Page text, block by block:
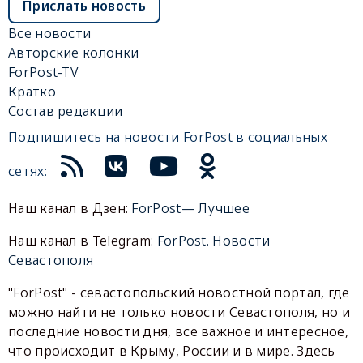
Прислать новость
Все новости
Авторские колонки
ForPost-TV
Кратко
Состав редакции
Подпишитесь на новости ForPost в социальных
сетях:
Наш канал в Дзен: ForPost— Лучшее
Наш канал в Telegram: ForPost. Новости
Севастополя
"ForPost" - севастопольский новостной портал, где
можно найти не только новости Севастополя, но и
последние новости дня, все важное и интересное,
что происходит в Крыму, России и в мире. Здесь